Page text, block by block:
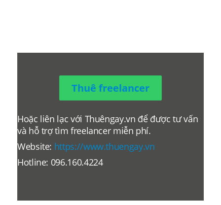
Thuê freelancer
Hoặc liên lạc với Thuêngay.vn để được tư vấn
và hỗ trợ tìm freelancer miễn phí.
Website: https://www.thuengay.vn
Hotline: 096.160.4224